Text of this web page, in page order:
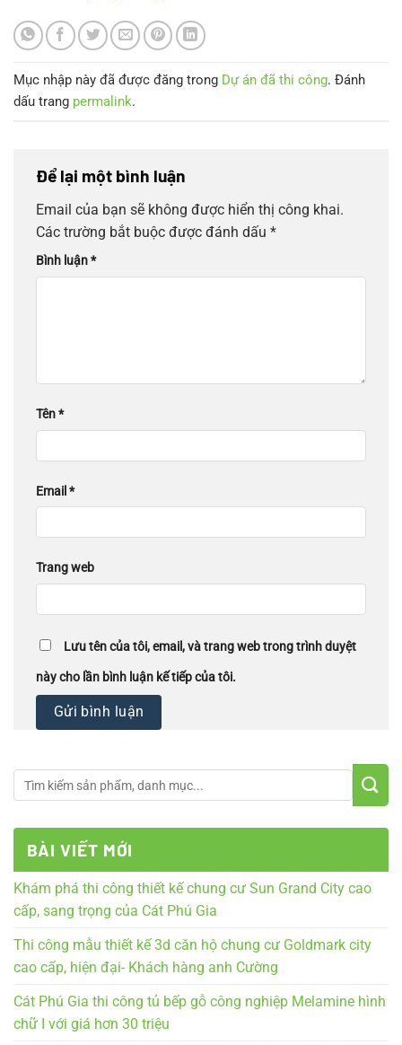
BÀI VIẾT MỚI
Khám phá thi công thiết kế chung cư Sun Grand City cao
cấp, sang trọng của Cát Phú Gia
Thi công mẫu thiết kế 3d căn hộ chung cư Goldmark city
cao cấp, hiện đại- Khách hàng anh Cường
Cát Phú Gia thi công tủ bếp gỗ công nghiệp Melamine hình
chữ I với giá hơn 30 triệu
Mục nhập này đã được đăng trong Dự án đã thi công. Đánh
dấu trang permalink.
Để lại một bình luận
Email của bạn sẽ không được hiển thị công khai.
Các trường bắt buộc được đánh dấu *
Bình luận*
Tên*
Email *
Trang web
Lưu tên của tôi, email, và trang web trong trình duyệt
này cho lần bình luận kế tiếp của tôi.